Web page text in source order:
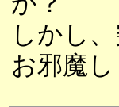
しかし
お邪魔し